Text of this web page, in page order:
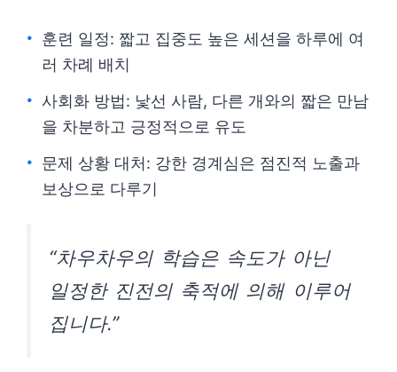
훈련 일정: 짧고 집중도 높은 세션을 하루에 여
러 차례 배치
사회화 방법: 낯선 사람, 다른 개와의 짧은 만남
을 차분하고 긍정적으로 유도
문제 상황 대처: 강한 경계심은 점진적 노출과
보상으로 다루기
“차우차우의 학습은 속도가 아닌
일정한 진전의 축적에 의해 이루어
집니다.”